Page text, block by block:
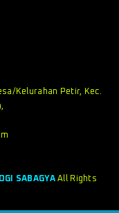
Kelurahan Petir, Kec.
SABAGYAAll Rights